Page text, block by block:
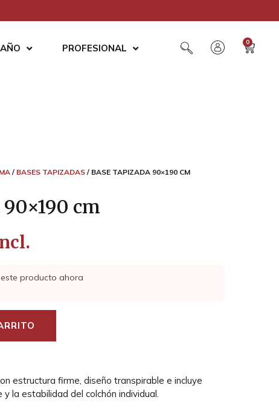
PROFESIONAL
0
/ BASES TAPIZADAS/ BASE TAPIZADA 90×190 CM
cm
producto ahora
estructura firme, diseño transpirable e incluye
la estabilidad del colchón individual.